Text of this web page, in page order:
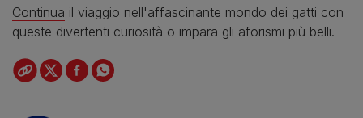
Continua il viaggio nell'affascinante mondo dei gatti con
queste divertenti curiosità o impara gli aforismi più belli.